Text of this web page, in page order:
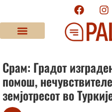
Срам: Градот
помош,
земјотресот во